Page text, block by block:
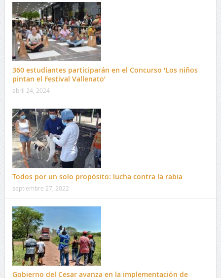
360 estudiantes participarán en el Concurso ‘Los niños
pintan el Festival Vallenato’
abril 24, 2024
Todos por un solo propósito: lucha contra la rabia
septiembre 27, 2022
Gobierno del Cesar avanza en la implementación de